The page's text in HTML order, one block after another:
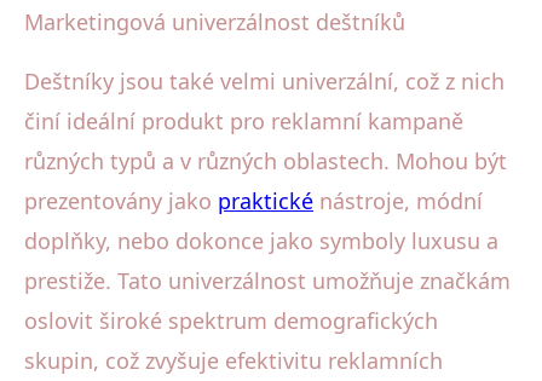
Marketingová univerzálnost deštníků
Deštníky jsou také velmi univerzální, což z nich
činí ideální produkt pro reklamní kampaně
různých typů a v různých oblastech. Mohou být
prezentovány jako praktické nástroje, módní
doplňky, nebo dokonce jako symboly luxusu a
prestiže. Tato univerzálnost umožňuje značkám
oslovit široké spektrum demografických
skupin, což zvyšuje efektivitu reklamních